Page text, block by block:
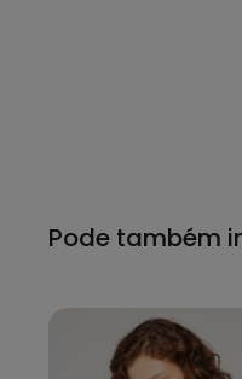
Pode também